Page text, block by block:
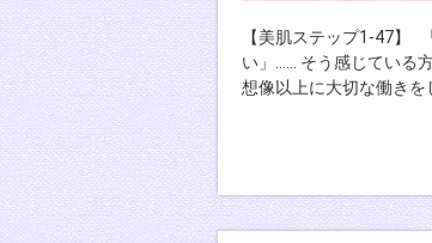
【美肌ステップ1-47】
い」…… そう感じている
想像以上に大切な働きを